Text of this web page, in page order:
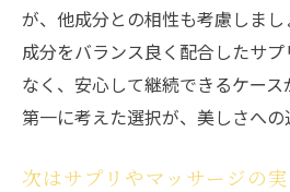
が、他成分との相性も考慮しま
成分をバランス良く配合したサ
なく、安心して継続できるケー
第一に考えた選択が、美しさへの
次はサプリやマッサージの